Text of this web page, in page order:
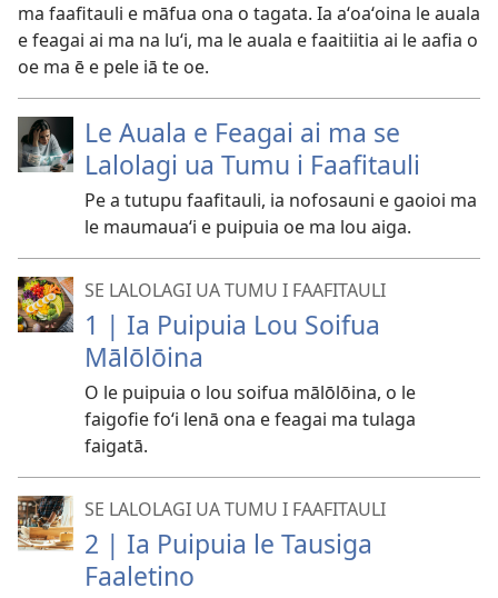
ma faafitauli e māfua ona o tagata. Ia aʻoaʻoina le auala
e feagai ai ma na luʻi, ma le auala e faaitiitia ai le aafia o
oe ma ē e pele iā te oe.
Le Auala e Feagai ai ma se
Lalolagi ua Tumu i Faafitauli
Pe a tutupu faafitauli, ia nofosauni e gaoioi ma
le maumauaʻi e puipuia oe ma lou aiga.
SE LALOLAGI UA TUMU I FAAFITAULI
1 | Ia Puipuia Lou Soifua
Mālōlōina
O le puipuia o lou soifua mālōlōina, o le
faigofie foʻi lenā ona e feagai ma tulaga
faigatā.
SE LALOLAGI UA TUMU I FAAFITAULI
2 | Ia Puipuia le Tausiga
Faaletino